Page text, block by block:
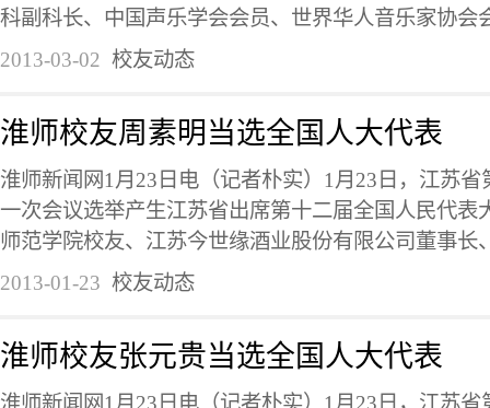
科副科长、中国声乐学会会员、世界华人音乐家协会
2013-03-02 校友动态
淮师校友周素明当选全国人大代表
淮师新闻网1月23日电（记者朴实）1月23日，江苏
一次会议选举产生江苏省出席第十二届全国人民代表
师范学院校友、江苏今世缘酒业股份有限公司董事长
2013-01-23 校友动态
淮师校友张元贵当选全国人大代表
淮师新闻网1月23日电（记者朴实）1月23日，江苏